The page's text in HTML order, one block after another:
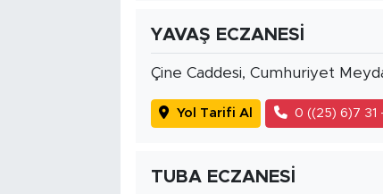
YAVAŞ ECZANESİ
Çine Caddesi, Cumhuriyet
Yol Tarifi Al 0 ((25) 6)7 31
TUBA ECZANESİ